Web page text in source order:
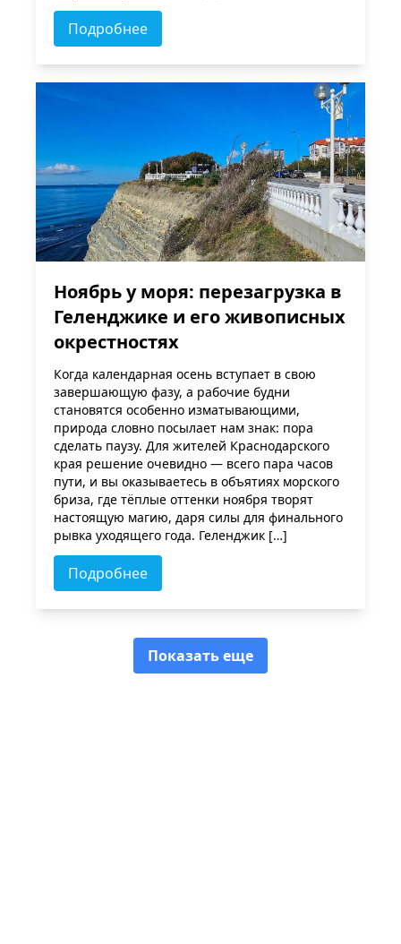
Подробнее
Ноябрь у моря: перезагрузка в
Геленджике и его живописных
окрестностях
Когда календарная осень вступает в свою
завершающую фазу, а рабочие будни
становятся особенно изматывающими,
природа словно посылает нам знак: пора
сделать паузу. Для жителей Краснодарского
края решение очевидно — всего пара часов
пути, и вы оказываетесь в объятиях морского
бриза, где тёплые оттенки ноября творят
настоящую магию, даря силы для финального
рывка уходящего года. Геленджик […]
Подробнее
Показать еще